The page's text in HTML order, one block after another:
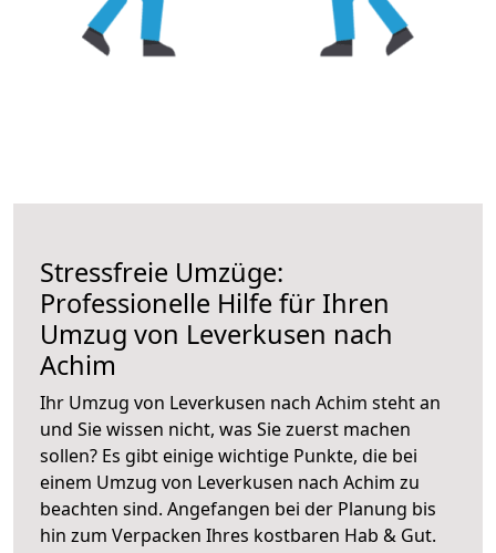
Stressfreie Umzüge:
Professionelle Hilfe für Ihren
Umzug von Leverkusen nach
Achim
Ihr Umzug von Leverkusen nach Achim steht an
und Sie wissen nicht, was Sie zuerst machen
sollen? Es gibt einige wichtige Punkte, die bei
einem Umzug von Leverkusen nach Achim zu
beachten sind. Angefangen bei der Planung bis
hin zum Verpacken Ihres kostbaren Hab & Gut.